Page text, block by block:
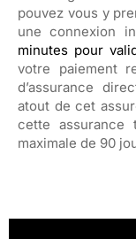
pouvez vous y
une connexion
minutes pour
votre paiement
d’assurance
atout de cet
cette assurance
maximale de 90